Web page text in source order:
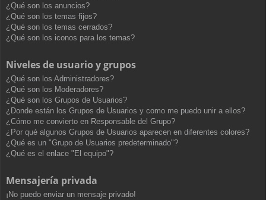
¿Qué son los anuncios?
¿Qué son los temas fijos?
¿Qué son los temas cerrados?
¿Qué son los iconos para los temas?
Niveles de usuario y grupos
¿Qué son los Administradores?
¿Qué son los Moderadores?
¿Qué son los Grupos de Usuarios?
¿Donde están los Grupos de Usuarios y como me puedo unir a ellos?
¿Cómo me convierto en Responsable del Grupo?
¿Por qué algunos Grupos de Usuarios aparecen en diferentes colores?
¿Qué es un "Grupo de Usuarios predeterminado"?
¿Qué es el enlace "El equipo"?
Mensajería privada
¡No puedo enviar un mensaje privado!